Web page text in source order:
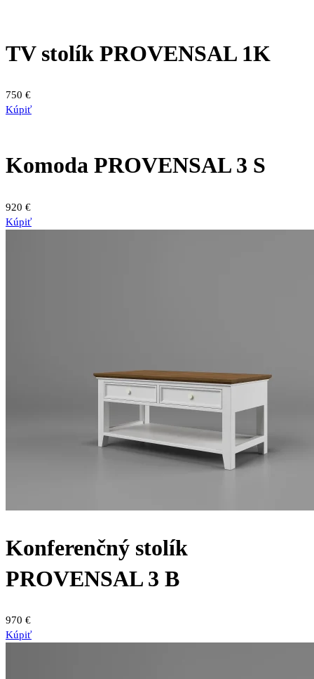
TV stolík PROVENSAL 1K
750 €
Kúpiť
Komoda PROVENSAL 3 S
920 €
Kúpiť
Konferenčný stolík
PROVENSAL 3 B
970 €
Kúpiť